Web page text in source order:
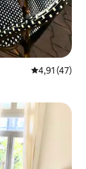
4,91 de uma
4,91 (47)